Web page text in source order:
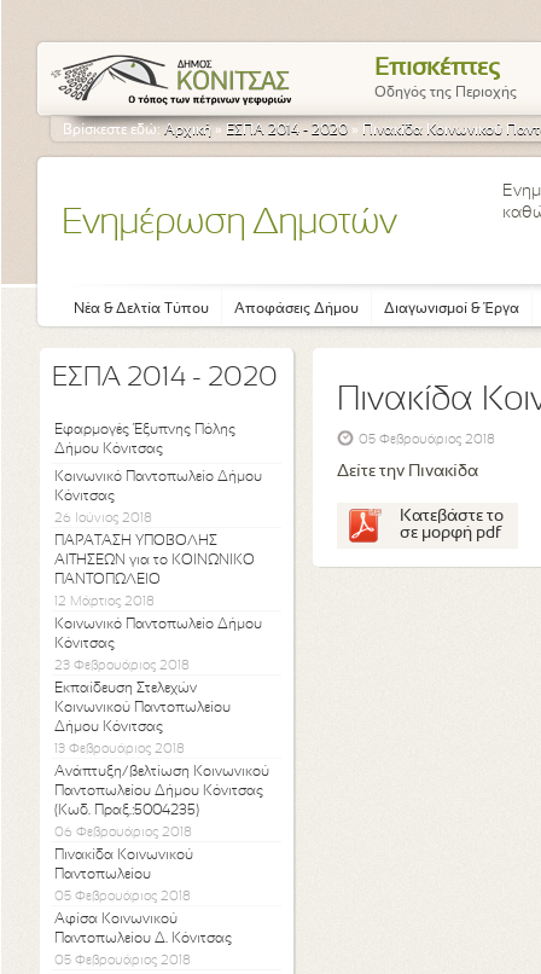
Επισκέπτες
Οδηγός της Περιοχής
Βρίσκεστε εδώ:Αρχική » ΕΣΠΑ 2014 - 2020 » Πινακίδα Κοινωνικού
Ενημέρωση Δημοτών
Νέα & Δελτία Τύπου Αποφάσεις Δήμου Διαγωνισμοί & Έργα
ΕΣΠΑ 2014 - 2020
Εφαρμογές Έξυπνης Πόλης
Δήμου Κόνιτσας
Κοινωνικό Παντοπωλείο Δήμου
Κόνιτσας
26 Ιούνιος 2018
ΠΑΡΑΤΑΣΗ ΥΠΟΒΟΛΗΣ
ΑΙΤΗΣΕΩΝ για το ΚΟΙΝΩΝΙΚΟ
ΠΑΝΤΟΠΩΛΕΙΟ
12 Μάρτιος 2018
Κοινωνικό Παντοπωλείο Δήμου
Κόνιτσας
23 Φεβρουάριος 2018
Εκπαίδευση Στελεχών
Κοινωνικού Παντοπωλείου
Δήμου Κόνιτσας
13 Φεβρουάριος 2018
Ανάπτυξη/βελτίωση Κοινωνικού
Παντοπωλείου Δήμου Κόνιτσας
(Κωδ. Πραξ.:5004235)
06 Φεβρουάριος 2018
Πινακίδα Κοινωνικού
Παντοπωλείου
05 Φεβρουάριος 2018
Αφίσα Κοινωνικού
Παντοπωλείου Δ. Κόνιτσας
05 Φεβρουάριος 2018
Πινακίδα
05 Φεβρουάριος 2018
Δείτε την Πινακίδα
Κατεβάστε το
σε μορφή pdf